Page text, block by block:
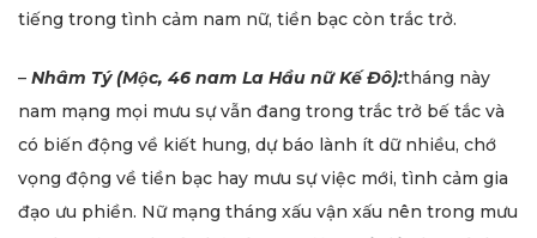
tiếng trong tình cảm nam nữ, tiền bạc còn trắc trở.
– Nhâm Tý (Mộc, 46 nam La Hầu nữ Kế Đô):tháng này
nam mạng mọi mưu sự vẫn đang trong trắc trở bế tắc và
có biến động về kiết hung, dự báo lành ít dữ nhiều, chớ
vọng động về tiền bạc hay mưu sự việc mới, tình cảm gia
đạo ưu phiền. Nữ mạng tháng xấu vận xấu nên trong mưu